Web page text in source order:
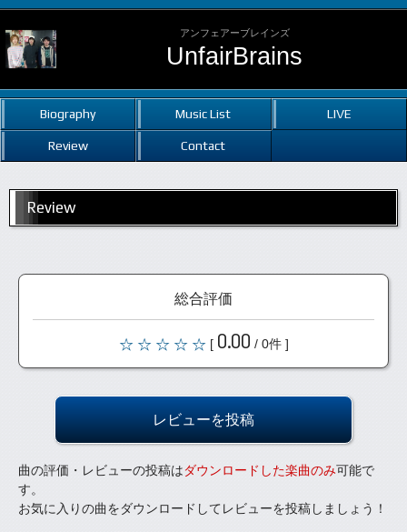
アンフェアーブレインズ
UnfairBrains
Biography Music List LIVE
Review Contact
Review
総合評価
[ 0.00 / 0件 ]
レビューを投稿
曲の評価・レビューの投稿はダウンロードした楽曲のみ可能で
す。
お気に入りの曲をダウンロードしてレビューを投稿しましょう！